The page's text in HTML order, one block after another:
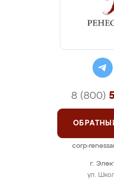
г.
ул.
8 (800)
corp-